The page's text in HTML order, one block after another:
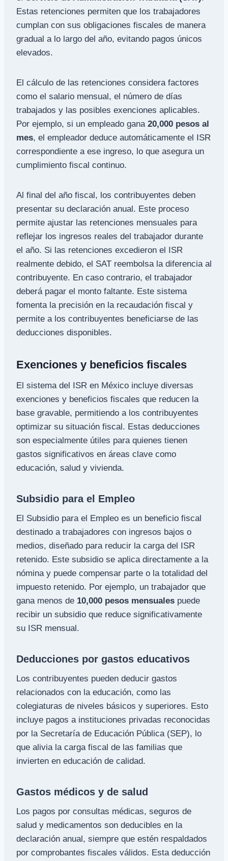
Estas retenciones permiten que los trabajadores
cumplan con sus obligaciones fiscales de manera
gradual a lo largo del año, evitando pagos únicos
elevados.
El cálculo de las retenciones considera factores
como el salario mensual, el número de días
trabajados y las posibles exenciones aplicables.
Por ejemplo, si un empleado gana 20,000 pesos al
mes, el empleador deduce automáticamente el ISR
correspondiente a ese ingreso, lo que asegura un
cumplimiento fiscal continuo.
Al final del año fiscal, los contribuyentes deben
presentar su declaración anual. Este proceso
permite ajustar las retenciones mensuales para
reflejar los ingresos reales del trabajador durante
el año. Si las retenciones excedieron el ISR
realmente debido, el SAT reembolsa la diferencia al
contribuyente. En caso contrario, el trabajador
deberá pagar el monto faltante. Este sistema
fomenta la precisión en la recaudación fiscal y
permite a los contribuyentes beneficiarse de las
deducciones disponibles.
Exenciones y beneficios fiscales
El sistema del ISR en México incluye diversas
exenciones y beneficios fiscales que reducen la
base gravable, permitiendo a los contribuyentes
optimizar su situación fiscal. Estas deducciones
son especialmente útiles para quienes tienen
gastos significativos en áreas clave como
educación, salud y vivienda.
Subsidio para el Empleo
El Subsidio para el Empleo es un beneficio fiscal
destinado a trabajadores con ingresos bajos o
medios, diseñado para reducir la carga del ISR
retenido. Este subsidio se aplica directamente a la
nómina y puede compensar parte o la totalidad del
impuesto retenido. Por ejemplo, un trabajador que
gana menos de 10,000 pesos mensuales puede
recibir un subsidio que reduce significativamente
su ISR mensual.
Deducciones por gastos educativos
Los contribuyentes pueden deducir gastos
relacionados con la educación, como las
colegiaturas de niveles básicos y superiores. Esto
incluye pagos a instituciones privadas reconocidas
por la Secretaría de Educación Pública (SEP), lo
que alivia la carga fiscal de las familias que
invierten en educación de calidad.
Gastos médicos y de salud
Los pagos por consultas médicas, seguros de
salud y medicamentos son deducibles en la
declaración anual, siempre que estén respaldados
por comprobantes fiscales válidos. Esta deducción